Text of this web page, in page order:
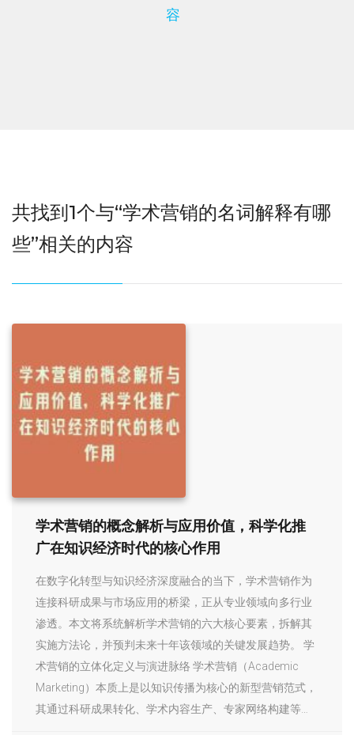
容
共找到1个与“学术营销的名词解释有哪
些”相关的内容
学术营销的概念解析与应用价值，科学化推
广在知识经济时代的核心作用
在数字化转型与知识经济深度融合的当下，学术营销作为
连接科研成果与市场应用的桥梁，正从专业领域向多行业
渗透。本文将系统解析学术营销的六大核心要素，拆解其
实施方法论，并预判未来十年该领域的关键发展趋势。 学
术营销的立体化定义与演进脉络 学术营销（Academic
Marketing）本质上是以知识传播为核心的新型营销范式，
其通过科研成果转化、学术内容生产、专家网络构建等…